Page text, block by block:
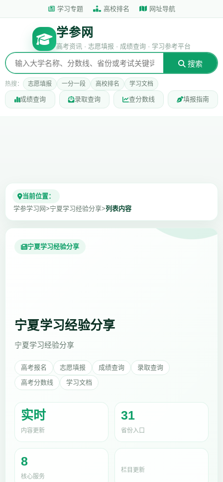
学习专题 高校排名 网址导航
学参网
高考资讯 · 志愿填报 · 成绩查询 · 学习参考平台
搜索
热搜： 志愿填报 一分一段 高校排名 学习文档
成绩查询 录取查询 查分数线 填报指南
当前位置：
学参学习网>宁夏学习经验分享>列表内容
宁夏学习经验分享
宁夏学习经验分享
宁夏学习经验分享
高考报名 志愿填报 成绩查询
录取查询
高考分数线
学习文档
实时
内容更新
31
省份入口
8
核心服务
栏目更新